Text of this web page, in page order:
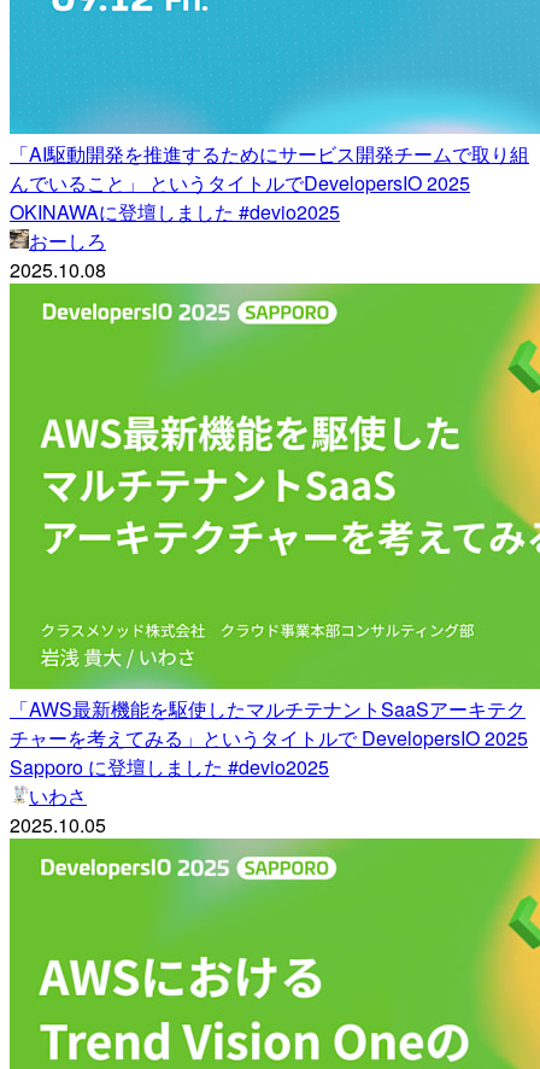
「AI駆動開発を推進するためにサービス開発チームで取り組
んでいること」 というタイトルでDevelopersIO 2025
OKINAWAに登壇しました #devio2025
おーしろ
2025.10.08
「AWS最新機能を駆使したマルチテナントSaaSアーキテク
チャーを考えてみる」というタイトルで DevelopersIO 2025
Sapporo に登壇しました #devio2025
いわさ
2025.10.05